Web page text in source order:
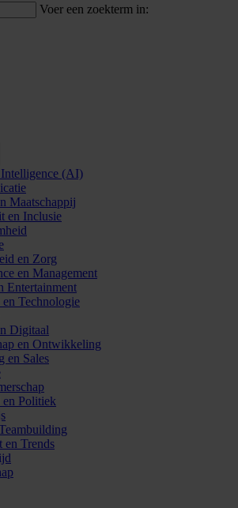
Voer een zoekterm in:
(AI)
Maatschappij
en Inclusie
en Zorg
en Management
Entertainment
Technologie
Digitaal
en Ontwikkeling
en Sales
en Politiek
en Trends